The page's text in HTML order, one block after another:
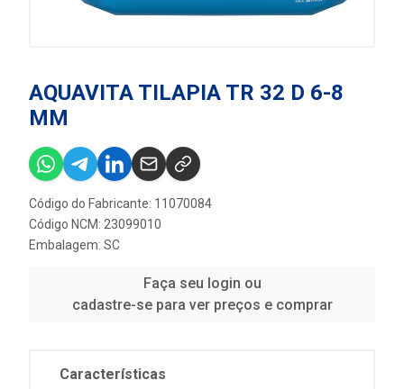
AQUAVITA TILAPIA TR 32 D 6-8
MM
Código do Fabricante: 11070084
Código NCM: 23099010
Embalagem: SC
Faça seu login ou
cadastre-se para ver preços e comprar
Características